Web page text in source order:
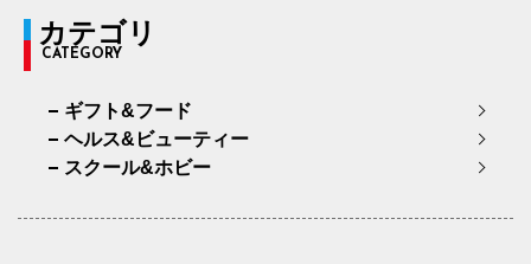
カテゴリ
CATEGORY
ギフト&フード
ヘルス&ビューティー
スクール&ホビー